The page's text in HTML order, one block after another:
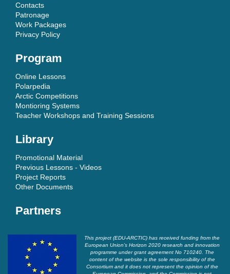
Contacts
Patronage
Work Packages
Privacy Policy
Program
Online Lessons
Polarpedia
Arctic Competitions
Montioring Systems
Teacher Workshops and Training Sessions
Library
Promotional Material
Previous Lessons - Videos
Project Reports
Other Documents
Partners
This project (EDU-ARCTIC) has received funding from the
European Union’s Horizon 2020 research and innovation
programme under grant agreement No 710240. The
content of the website is the sole responsibility of the
Consortium and it does not represent the opinion of the